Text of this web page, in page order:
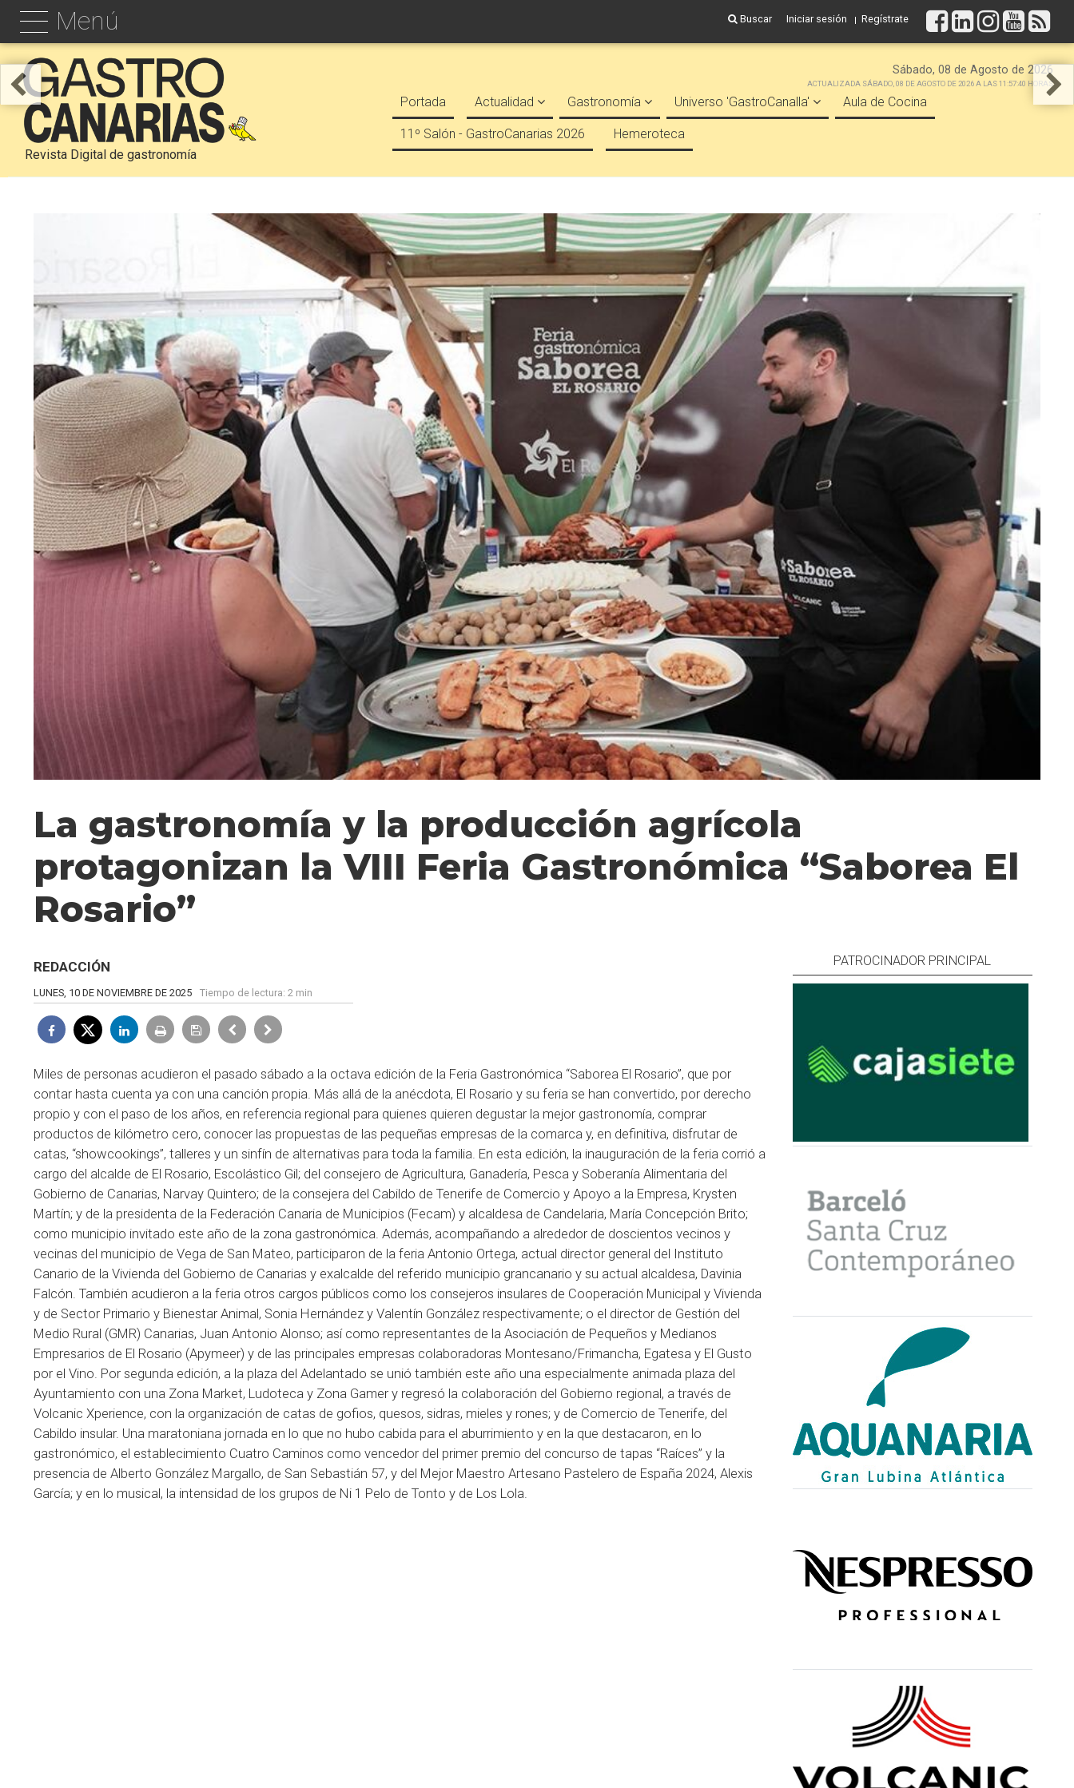
Menú Buscar Iniciar sesión Regístrate
Revista Digital de gastronomía
Sábado, 08 de Agosto de 2026
ACTUALIZADA SÁBADO, 08 DE AGOSTO DE 2026 A LAS 11:57:40 HORAS
Portada Actualidad Gastronomía Universo 'GastroCanalla' Aula de Cocina
11º Salón - GastroCanarias 2026 Hemeroteca
La gastronomía y la producción agrícola
protagonizan la VIII Feria Gastronómica “Saborea El
Rosario”
REDACCIÓN
LUNES, 10 DE NOVIEMBRE DE 2025 Tiempo de lectura: 2 min
Miles de personas acudieron el pasado sábado a la octava edición de la Feria Gastronómica “Saborea El Rosario”, que por
contar hasta cuenta ya con una canción propia. Más allá de la anécdota, El Rosario y su feria se han convertido, por derecho
propio y con el paso de los años, en referencia regional para quienes quieren degustar la mejor gastronomía, comprar
productos de kilómetro cero, conocer las propuestas de las pequeñas empresas de la comarca y, en definitiva, disfrutar de
catas, “showcookings”, talleres y un sinfín de alternativas para toda la familia. En esta edición, la inauguración de la feria corrió a
cargo del alcalde de El Rosario, Escolástico Gil; del consejero de Agricultura, Ganadería, Pesca y Soberanía Alimentaria del
Gobierno de Canarias, Narvay Quintero; de la consejera del Cabildo de Tenerife de Comercio y Apoyo a la Empresa, Krysten
Martín; y de la presidenta de la Federación Canaria de Municipios (Fecam) y alcaldesa de Candelaria, María Concepción Brito;
como municipio invitado este año de la zona gastronómica. Además, acompañando a alrededor de doscientos vecinos y
vecinas del municipio de Vega de San Mateo, participaron de la feria Antonio Ortega, actual director general del Instituto
Canario de la Vivienda del Gobierno de Canarias y exalcalde del referido municipio grancanario y su actual alcaldesa, Davinia
Falcón. También acudieron a la feria otros cargos públicos como los consejeros insulares de Cooperación Municipal y Vivienda
y de Sector Primario y Bienestar Animal, Sonia Hernández y Valentín González respectivamente; o el director de Gestión del
Medio Rural (GMR) Canarias, Juan Antonio Alonso; así como representantes de la Asociación de Pequeños y Medianos
Empresarios de El Rosario (Apymeer) y de las principales empresas colaboradoras Montesano/Frimancha, Egatesa y El Gusto
por el Vino. Por segunda edición, a la plaza del Adelantado se unió también este año una especialmente animada plaza del
Ayuntamiento con una Zona Market, Ludoteca y Zona Gamer y regresó la colaboración del Gobierno regional, a través de
Volcanic Xperience, con la organización de catas de gofios, quesos, sidras, mieles y rones; y de Comercio de Tenerife, del
Cabildo insular. Una maratoniana jornada en lo que no hubo cabida para el aburrimiento y en la que destacaron, en lo
gastronómico, el establecimiento Cuatro Caminos como vencedor del primer premio del concurso de tapas “Raíces” y la
presencia de Alberto González Margallo, de San Sebastián 57, y del Mejor Maestro Artesano Pastelero de España 2024, Alexis
García; y en lo musical, la intensidad de los grupos de Ni 1 Pelo de Tonto y de Los Lola.
PATROCINADOR PRINCIPAL